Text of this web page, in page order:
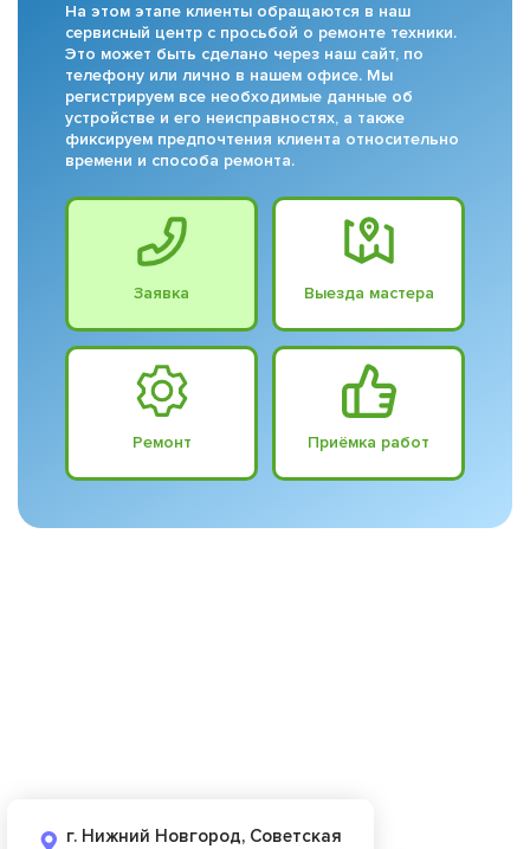
На этом этапе клиенты обращаются в наш
сервисный центр с просьбой о ремонте техники.
Это может быть сделано через наш сайт, по
телефону или лично в нашем офисе. Мы
регистрируем все необходимые данные об
устройстве и его неисправностях, а также
фиксируем предпочтения клиента относительно
времени и способа ремонта.
Заявка Выезда мастера
Ремонт Приёмка работ
г. Нижний Новгород, Советская